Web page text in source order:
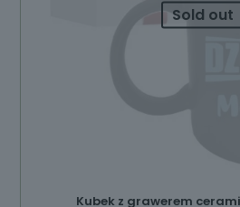
Sold out
Kubek z grawerem